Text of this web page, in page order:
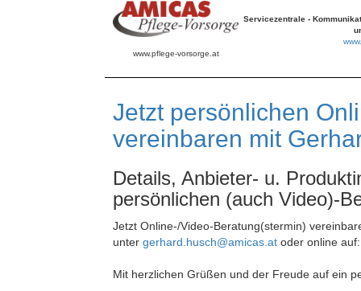
www.pflege-vorsorge.at
Servicezentrale -
Jetzt persönlichen
vereinbaren mit
Details, Anbieter- u.
persönlichen (auch Video)-
Jetzt Online-/Video-Beratung(stermin)
unter gerhard.husch@amicas.at oder online
Mit herzlichen Grüßen und der Freude auf ein